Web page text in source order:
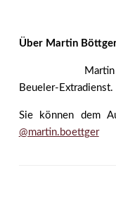
Über Martin
Beueler-
Sie können dem
@martin.boettger